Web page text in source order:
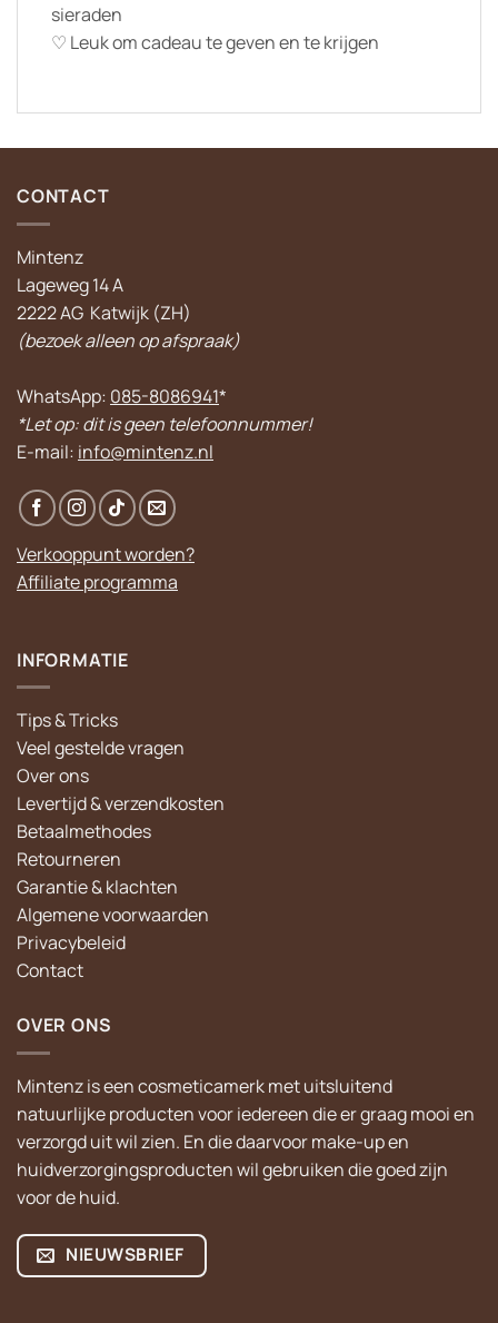
sieraden
♡ Leuk om cadeau te geven en te krijgen
CONTACT
Mintenz
Lageweg 14 A
2222 AG Katwijk (ZH)
(bezoek alleen op afspraak)
WhatsApp: 085-8086941*
*Let op: dit is geen telefoonnummer!
E-mail: info@mintenz.nl
Verkooppunt worden?
Affiliate programma
INFORMATIE
Tips & Tricks
Veel gestelde vragen
Over ons
Levertijd & verzendkosten
Betaalmethodes
Retourneren
Garantie & klachten
Algemene voorwaarden
Privacybeleid
Contact
OVER ONS
Mintenz is een cosmeticamerk met uitsluitend
natuurlijke producten voor iedereen die er graag mooi en
verzorgd uit wil zien. En die daarvoor make-up en
huidverzorgingsproducten wil gebruiken die goed zijn
voor de huid.
NIEUWSBRIEF